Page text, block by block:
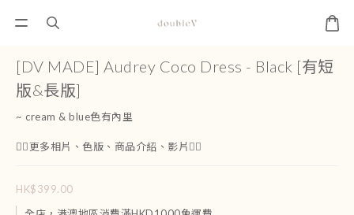
[DV MADE] Audrey Coco Dress - Black [有短
版&長版]
~ cream & blue色有內里
👇🏻更多相片、色版、商品介紹、影片👇🏻
HK$399.00